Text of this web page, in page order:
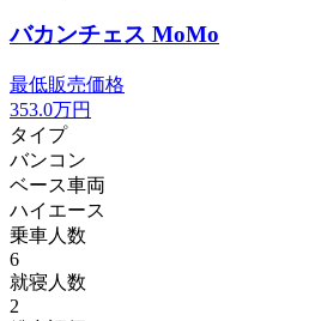
バカンチェス MoMo
最低販売価格
353.0万円
タイプ
バンコン
ベース車両
ハイエース
乗車人数
6
就寝人数
2